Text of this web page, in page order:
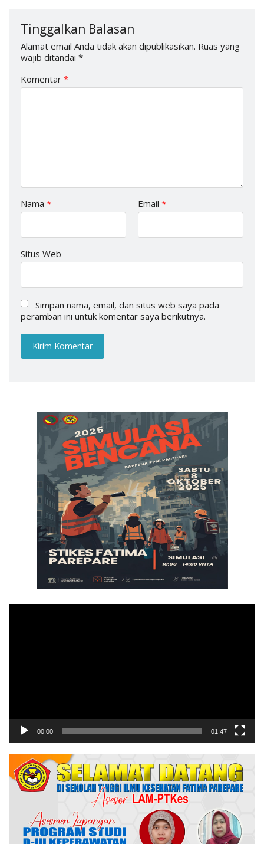
Tinggalkan Balasan
Alamat email Anda tidak akan dipublikasikan. Ruas yang
wajib ditandai *
Komentar *
Nama * Email *
Situs Web
Simpan nama, email, dan situs web saya pada
peramban ini untuk komentar saya berikutnya.
00:00 01:47